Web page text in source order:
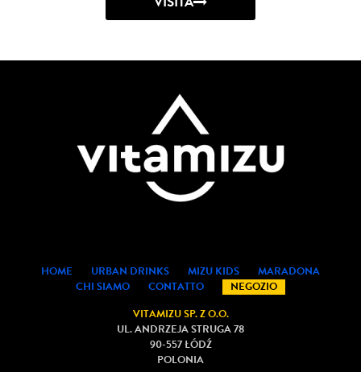
HOME URBAN DRINKS MIZU KIDS
MARADONA
CHI SIAMO
CONTATTO
NEGOZIO
VITAMIZU SP. Z O.O.
UL. ANDRZEJA STRUGA 78
90-557 ŁÓDŹ
POLONIA